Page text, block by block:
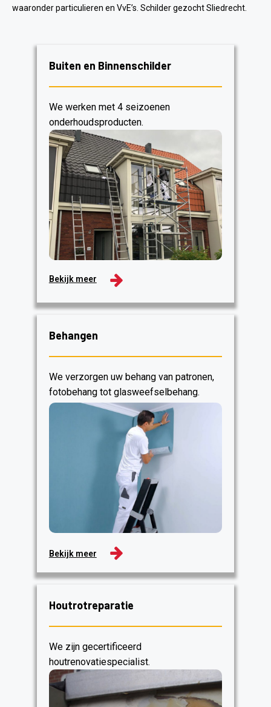
waaronder particulieren en VvE’s. Schilder gezocht Sliedrecht.
Buiten en Binnenschilder
We werken met 4 seizoenen
onderhoudsproducten.
Bekijk meer
Behangen
We verzorgen uw behang van patronen,
fotobehang tot glasweefselbehang.
Bekijk meer
Houtrotreparatie
We zijn gecertificeerd
houtrenovatiespecialist.